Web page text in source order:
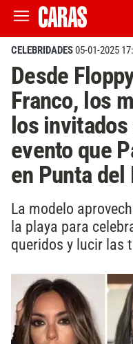
CELEBRIDADES05-01-2025
Desde
Franco, los
los
evento que
en Punta del
La modelo
la playa para
queridos y lucir las